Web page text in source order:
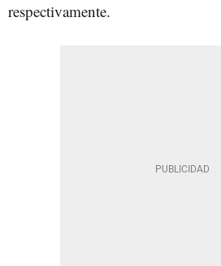
respectivamente.